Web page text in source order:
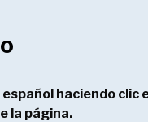
haciendo clic
la página.